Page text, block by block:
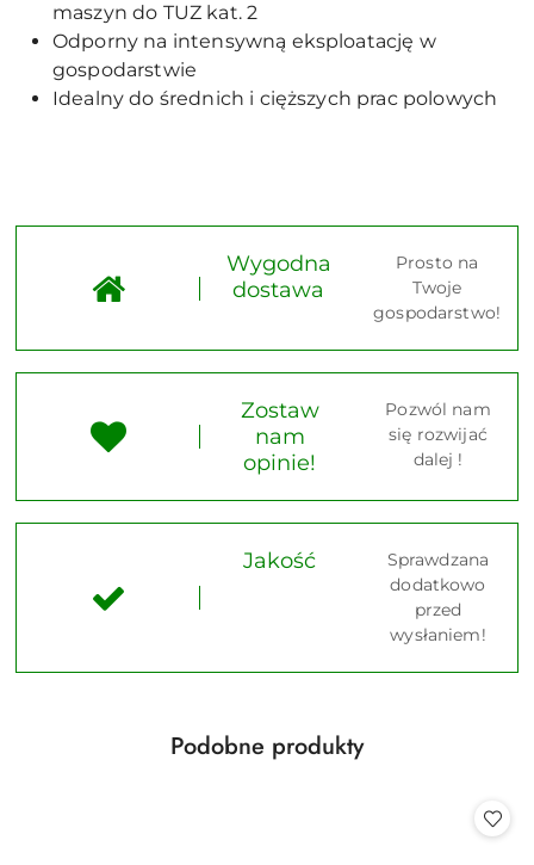
maszyn do TUZ kat. 2
Odporny na intensywną eksploatację w
gospodarstwie
Idealny do średnich i cięższych prac polowych
Wygodna
dostawa
Prosto na
Twoje
gospodarstwo!
Zostaw
nam
opinie!
Pozwól nam
się rozwijać
dalej !
Jakość
Sprawdzana
dodatkowo
przed
wysłaniem!
Pomiń karuzelę produktów
Produkty
Podobne produkty